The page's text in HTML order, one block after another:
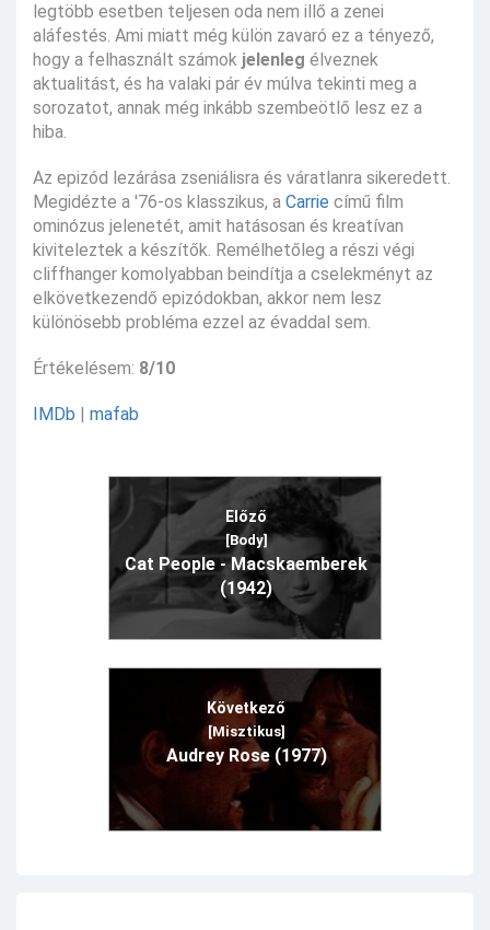
legtöbb esetben teljesen oda nem illő a zenei
aláfestés. Ami miatt még külön zavaró ez a tényező,
hogy a felhasznált számok jelenleg élveznek
aktualitást, és ha valaki pár év múlva tekinti meg a
sorozatot, annak még inkább szembeötlő lesz ez a
hiba.
Az epizód lezárása zseniálisra és váratlanra sikeredett.
Megidézte a '76-os klasszikus, a Carrie című film
ominózus jelenetét, amit hatásosan és kreatívan
kiviteleztek a készítők. Remélhetőleg a részi végi
cliffhanger komolyabban beindítja a cselekményt az
elkövetkezendő epizódokban, akkor nem lesz
különösebb probléma ezzel az évaddal sem.
Értékelésem: 8/10
IMDb mafab
Előző
[Body]
Cat People - Macskaemberek
(1942)
Következő
[Misztikus]
Audrey Rose (1977)